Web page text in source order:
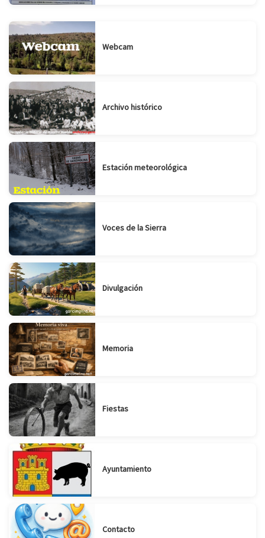
Webcam
Archivo histórico
Estación meteorológica
Voces de la Sierra
Divulgación
Memoria
Fiestas
Ayuntamiento
Contacto